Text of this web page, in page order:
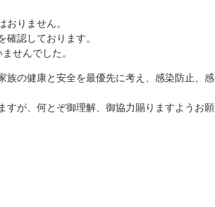
りません。
認しております。
せんでした。
族の健康と安全を最優先に考え、感染防止、感
すが、何とぞ御理解、御協力賜りますようお願